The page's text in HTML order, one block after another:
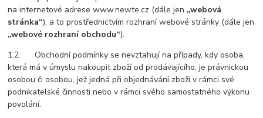
na internetové adrese www.newte.cz (dále jen „webová
stránka“), a to prostřednictvím rozhraní webové stránky (dále jen
„webové rozhraní obchodu“).
1.2. Obchodní podmínky se nevztahují na případy, kdy osoba,
která má v úmyslu nakoupit zboží od prodávajícího, je právnickou
osobou či osobou, jež jedná při objednávání zboží v rámci své
podnikatelské činnosti nebo v rámci svého samostatného výkonu
povolání.